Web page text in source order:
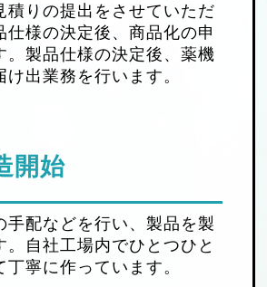
積りの提出をさせていただ
仕様の決定後、商品化の申
。製品仕様の決定後、薬機
出業務を行います。
開始
手配などを行い、製品を製
。自社工場内でひとつひと
寧に作っています。